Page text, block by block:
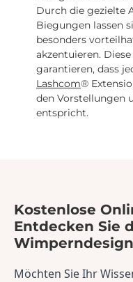
Durch die gezielte
Biegungen lassen
besonders
akzentuieren.
garantieren, dass
Lashcom®
den Vorstellungen
entspricht.
Kostenlose
Entdecken Sie